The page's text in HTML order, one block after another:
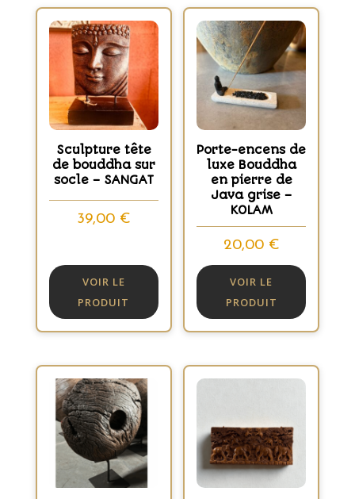
Sculpture tête
de bouddha sur
socle – SANGAT
39,00 €
VOIR LE
PRODUIT
Porte-encens de
luxe Bouddha
en pierre de
Java grise –
KOLAM
20,00 €
VOIR LE
PRODUIT